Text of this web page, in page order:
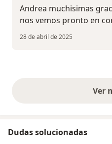
Andrea muchisimas
nos vemos pronto en
28 de abril de 2025
Ver
Dudas solucionadas